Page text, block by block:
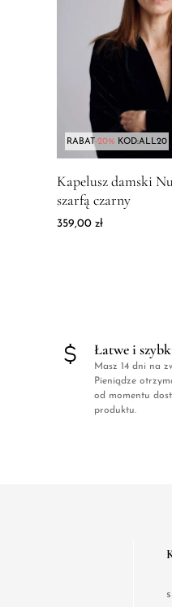
RABAT-20% KOD:ALL20
Kapelusz damski
szarfą czarny
359,00 zł
Łatwe i
Masz 14 dni na
Pieniądze
od momentu
produktu.